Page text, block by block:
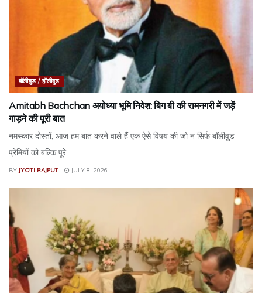
बॉलीवुड / हॉलीवुड
Amitabh Bachchan अयोध्या भूमि निवेश: बिग बी की रामनगरी में जड़ें
गाड़ने की पूरी बात
नमस्कार दोस्तों, आज हम बात करने वाले हैं एक ऐसे विषय की जो न सिर्फ बॉलीवुड
प्रेमियों को बल्कि पूरे...
BY JYOTI RAJPUT JULY 8, 2026